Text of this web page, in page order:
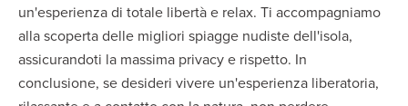
un'esperienza di totale libertà e relax. Ti accompagniamo
alla scoperta delle migliori spiagge nudiste dell'isola,
assicurandoti la massima privacy e rispetto. In
conclusione, se desideri vivere un'esperienza liberatoria,